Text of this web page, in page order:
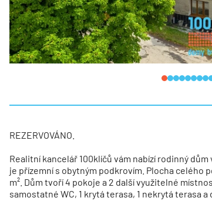
REZERVOVÁNO.
Realitní kancelář 100klíčů vám nabízí rodinný
je přízemní s obytným podkrovím. Plocha celého
m². Dům tvoří 4 pokoje a 2 další využitelné
samostatné WC, 1 krytá terasa, 1 nekrytá terasa